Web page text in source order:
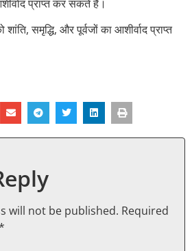
प्राप्त कर सकते हैं।
समृद्धि, और पूर्वजों का आशीर्वाद प्राप्त
will not be published. Required